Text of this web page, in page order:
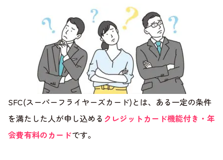
SFC(スーパーフライヤーズカード)とは、ある一定の条件
を満たした人が申し込める クレジットカード機能付き・年
会費有料のカードです。